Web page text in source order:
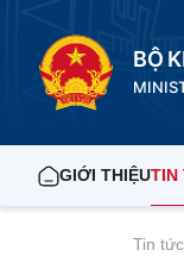
BỘ
GIỚI THIỆUTIN
Tin